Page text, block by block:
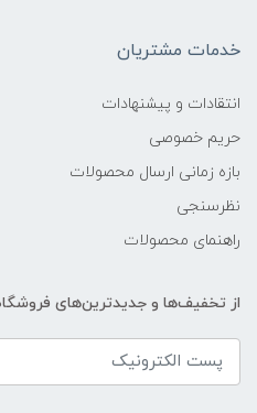
خدمات مشتریان
انتقادات و پیشنهادات
حریم خصوصی
بازه زمانی ارسال محصولات
نظرسنجی
راهنمای محصولات
از تخفیف‌ها و جدیدترین‌های